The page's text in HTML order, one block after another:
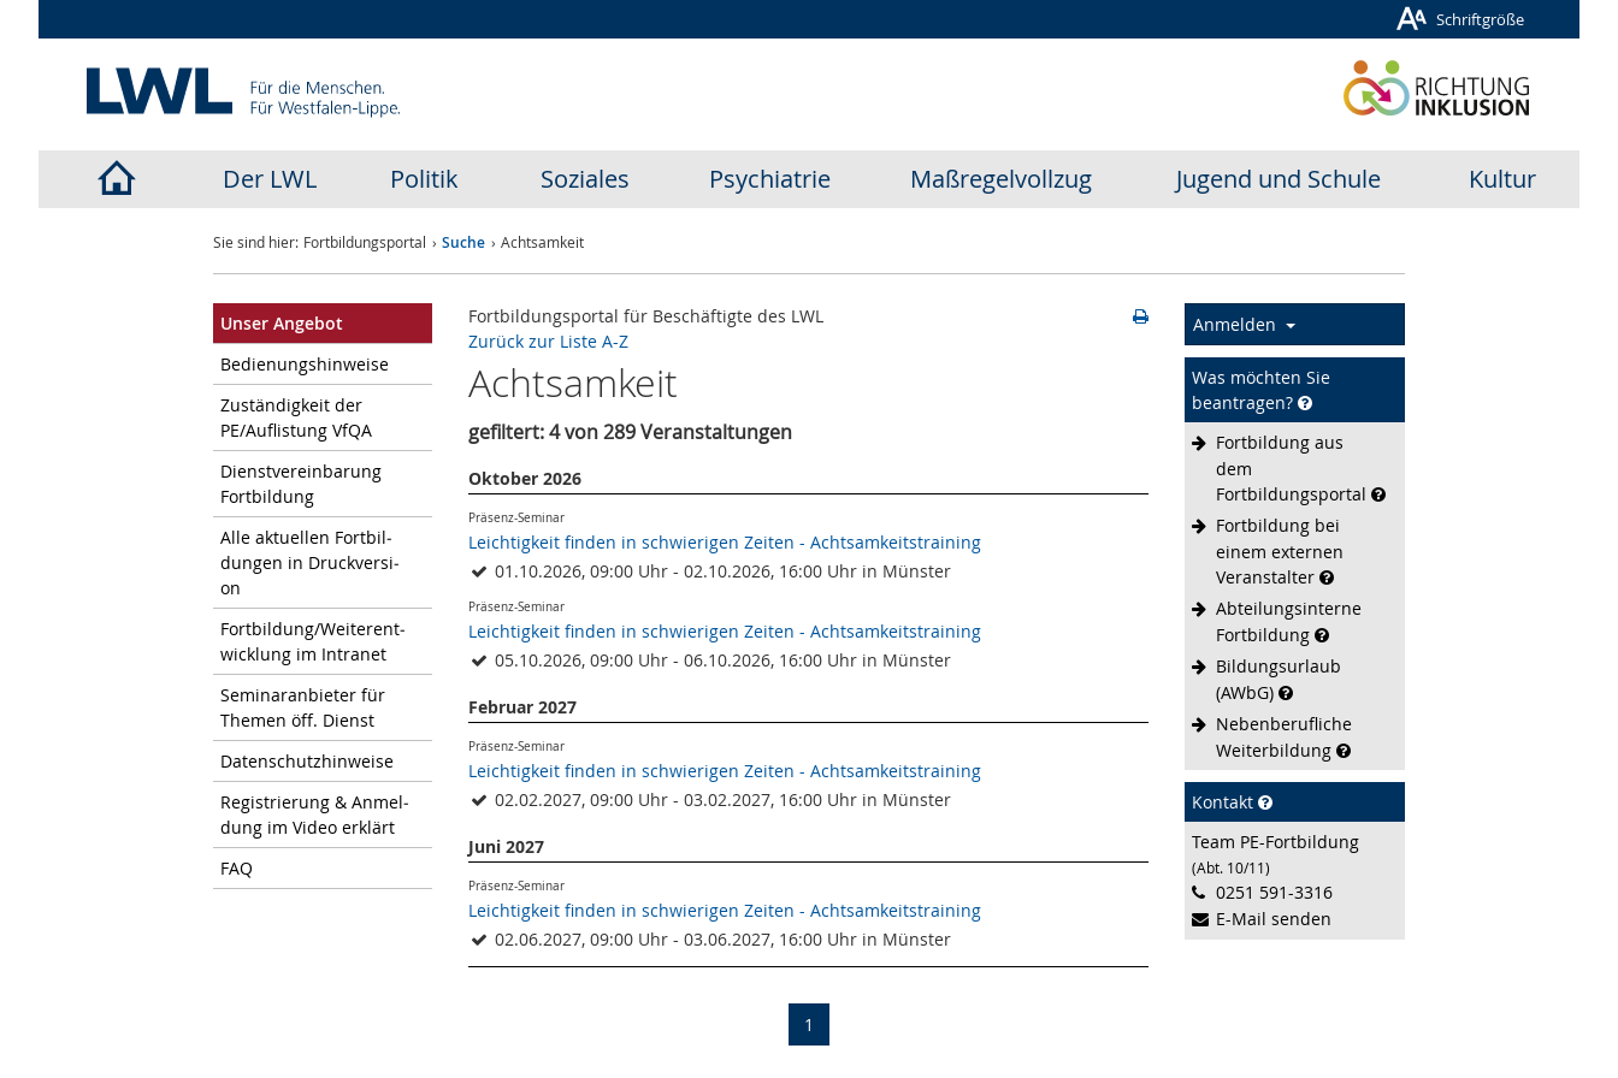
Schriftgröße
Der LWL Politik Soziales Psychiatrie Maßregelvollzug Jugend und Schule Kultur
Sie sind hier: Fortbildungsportal Suche Achtsamkeit
Unser An­ge­bot
Be­die­nungs­hin­wei­se
Zu­stän­dig­keit der
PE/Auf­lis­tung VfQA
Dienst­ver­ein­ba­rung
Fort­bil­dung
Alle ak­tu­el­len Fort­bil­
dun­gen in Druck­ver­si­
on
Fort­bil­dung/Wei­ter­ent­
wick­lung im In­tra­net
Se­mi­nar­an­bie­ter für
The­men öff. Dienst
Da­ten­schutz­hin­wei­se
Re­gis­trie­rung & An­mel­
dung im Video er­klärt
FAQ
Fortbildungsportal für Beschäftigte des LWL
Zurück zur Liste A-Z
Achtsamkeit
gefiltert: 4 von 289 Veranstaltungen
Oktober 2026
Präsenz-Seminar
Leichtigkeit finden in schwierigen Zeiten - Achtsamkeitstraining
01.10.2026, 09:00 Uhr - 02.10.2026, 16:00 Uhr in Münster
Präsenz-Seminar
Leichtigkeit finden in schwierigen Zeiten - Achtsamkeitstraining
05.10.2026, 09:00 Uhr - 06.10.2026, 16:00 Uhr in Münster
Februar 2027
Präsenz-Seminar
Leichtigkeit finden in schwierigen Zeiten - Achtsamkeitstraining
02.02.2027, 09:00 Uhr - 03.02.2027, 16:00 Uhr in Münster
Juni 2027
Präsenz-Seminar
Leichtigkeit finden in schwierigen Zeiten - Achtsamkeitstraining
02.06.2027, 09:00 Uhr - 03.06.2027, 16:00 Uhr in Münster
1
Anmelden
Was möchten Sie
beantragen?
Fortbildung aus
dem
Fortbildungsportal
Fortbildung bei
einem externen
Veranstalter
Abteilungsinterne
Fortbildung
Bildungsurlaub
(AWbG)
Nebenberufliche
Weiterbildung
Kontakt
Team PE-Fortbildung
(Abt. 10/11)
0251 591-3316
E-Mail senden